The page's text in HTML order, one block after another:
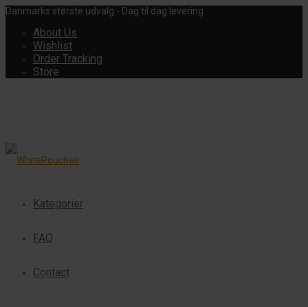
Danmarks største udvalg - Dag til dag levering
About Us
Wishlist
Order Tracking
Store
Kategorier
FAQ
Contact